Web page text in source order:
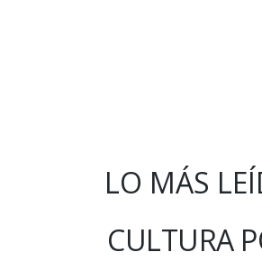
LO MÁS
CULTURA